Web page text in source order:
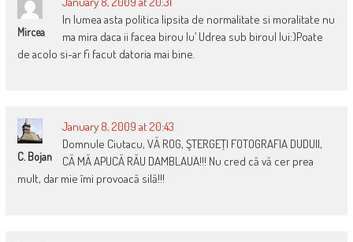
Mircea
In lumea asta politica lipsita de normalitate si moralitate nu
ma mira daca ii facea birou lu’ Udrea sub biroul lui:)Poate
de acolo si-ar fi facut datoria mai bine.
C. Bojan
January 8, 2009 at 20:43
Domnule Ciutacu, VĂ ROG, ŞTERGEŢI FOTOGRAFIA DUDUII,
CĂ MĂ APUCĂ RĂU DAMBLAUA!!! Nu cred că vă cer prea
mult, dar mie îmi provoacă silă!!!